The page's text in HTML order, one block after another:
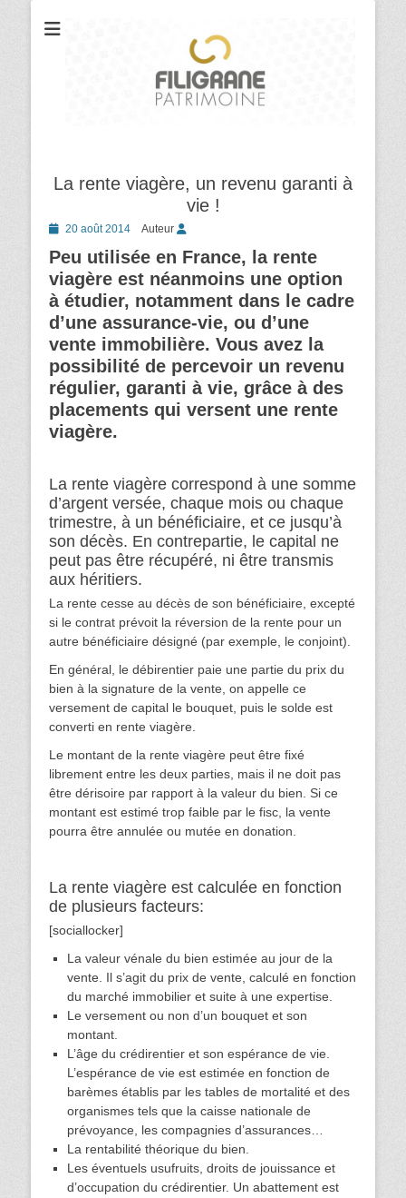
La rente viagère, un revenu garanti à
vie !
Posted20 août 2014 Auteur
Peu utilisée en France, la rente
viagère est néanmoins une option
à étudier, notamment dans le cadre
d’une assurance-vie, ou d’une
vente immobilière. Vous avez la
possibilité de percevoir un revenu
régulier, garanti à vie, grâce à des
placements qui versent une rente
viagère.
La rente viagère correspond à une somme
d’argent versée, chaque mois ou chaque
trimestre, à un bénéficiaire, et ce jusqu’à
son décès. En contrepartie, le capital ne
peut pas être récupéré, ni être transmis
aux héritiers.
La rente cesse au décès de son bénéficiaire, excepté
si le contrat prévoit la réversion de la rente pour un
autre bénéficiaire désigné (par exemple, le conjoint).
En général, le débirentier paie une partie du prix du
bien à la signature de la vente, on appelle ce
versement de capital le bouquet, puis le solde est
converti en rente viagère.
Le montant de la rente viagère peut être fixé
librement entre les deux parties, mais il ne doit pas
être dérisoire par rapport à la valeur du bien. Si ce
montant est estimé trop faible par le fisc, la vente
pourra être annulée ou mutée en donation.
La rente viagère est calculée en fonction
de plusieurs facteurs:
[sociallocker]
La valeur vénale du bien estimée au jour de la
vente. Il s’agit du prix de vente, calculé en fonction
du marché immobilier et suite à une expertise.
Le versement ou non d’un bouquet et son
montant.
L’âge du crédirentier et son espérance de vie.
L’espérance de vie est estimée en fonction de
barèmes établis par les tables de mortalité et des
organismes tels que la caisse nationale de
prévoyance, les compagnies d’assurances…
La rentabilité théorique du bien.
Les éventuels usufruits, droits de jouissance et
d’occupation du crédirentier. Un abattement est